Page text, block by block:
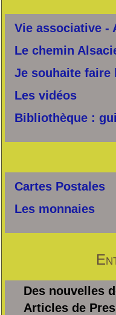
Vie associative -
Le chemin
Je souhaite faire
Les vidéos
Bibliothèque :
Cartes Postales
Les monnaies
Des nouvelles
Articles de